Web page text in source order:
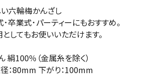
六輪梅かんざし
卒業式･パーティーにもおすすめ。
してもお使いいただけます。
絹100％（金属糸を除く）
径：80mm 下がり：100mm